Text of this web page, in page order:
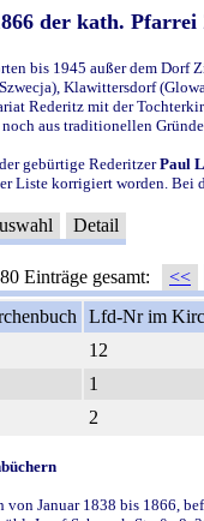
der kath.
bis 1945 außer dem Dorf
Klawittersdorf
Rederitz mit der
aus traditionellen
gebürtige RederitzerPaul
Liste korrigiert worden. Bei
Detail
Einträge gesamt: <<
Lfd-Nr im
12
1
2
Januar 1838 bis 1866,